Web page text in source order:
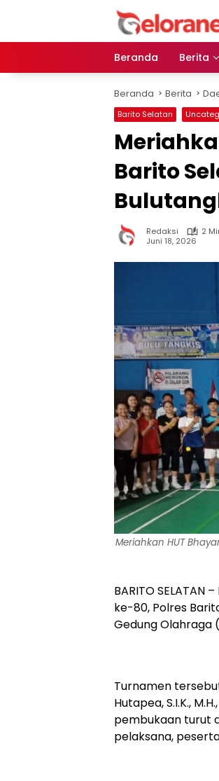
Beranda
Berita
Beranda Berita
Barito Selatan
Barito
Redaksi
2
Juni 18, 2026
Meriahkan HUT
BARITO
ke-80, Polres
Gedung Olahraga
‎Turnamen
Hutapea, S.I.K.,
pembukaan turut
pelaksana,